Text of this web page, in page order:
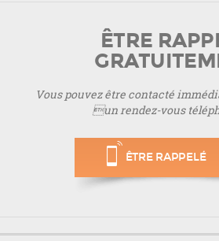
ÊTRE
Vous pouvez être contacté
un rendez-vous
ÊTRE RAPPELÉ